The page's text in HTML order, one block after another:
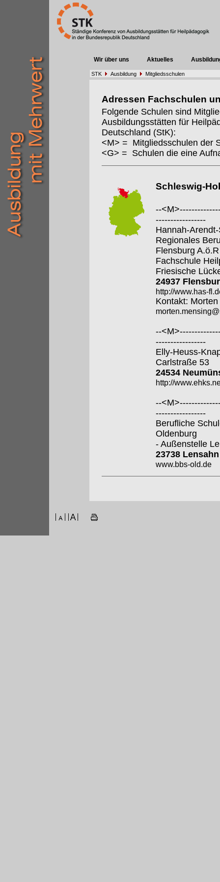
Wir über uns Aktuelles
STK Ausbildung Mitgliedsschulen
Adressen Fachschulen
Folgende Schulen sind
Ausbildungsstätten für
Deutschland (StK):
<M> = Mitgliedsschulen der
<G> = Schulen die eine
Schleswig-
--
-----------------
Hannah-
Regionales
Flensburg A.ö.R
Fachschule
Friesische
24937
http://www.has-
Kontakt:
--
-----------------
Elly-Heuss-
Carlstraße 53
24534
http://
--
-----------------
Berufliche
Oldenburg
- Außenstelle
23738
www.bbs-old.de